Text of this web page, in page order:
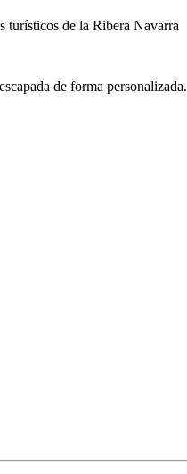
turísticos de la Ribera Navarra
de forma personalizada.